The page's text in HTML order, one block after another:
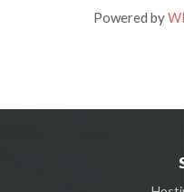
Powered by